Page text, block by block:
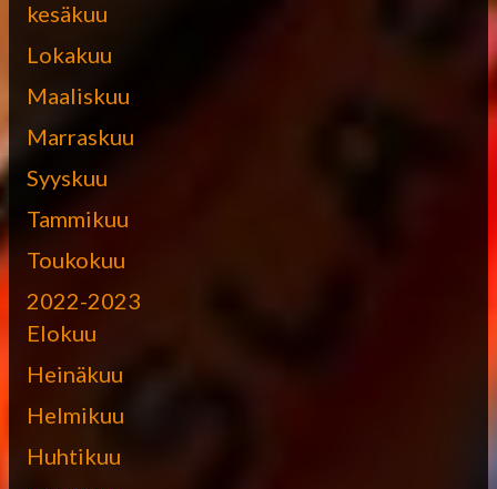
kesäkuu
Lokakuu
Maaliskuu
Marraskuu
Syyskuu
Tammikuu
Toukokuu
2022-2023
Elokuu
Heinäkuu
Helmikuu
Huhtikuu